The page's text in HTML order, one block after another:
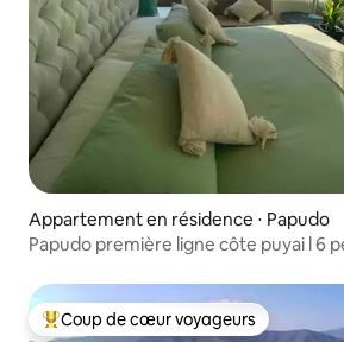
Appartement en résidence ⋅ Papudo
Papudo première ligne côte puyai l 6
Coups de cœur voyageurs les plus
Coup de cœur voyageurs